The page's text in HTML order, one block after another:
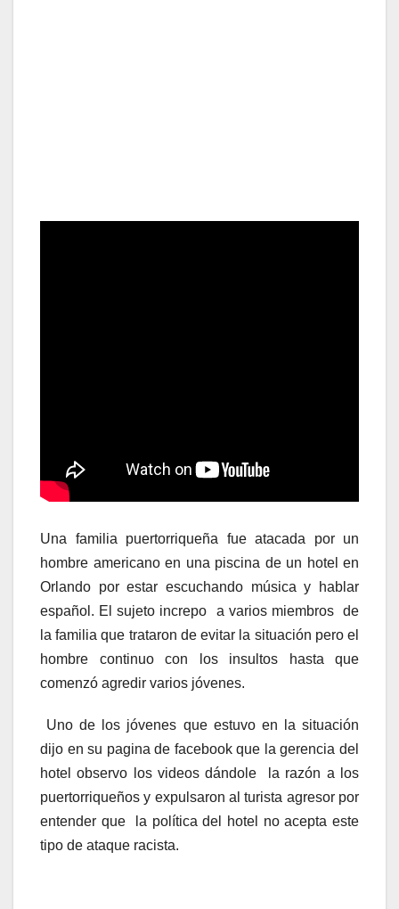
Una familia puertorriqueña fue atacada por un
hombre americano en una piscina de un hotel en
Orlando por estar escuchando música y hablar
español. El sujeto increpo a varios miembros de
la familia que trataron de evitar la situación pero el
hombre continuo con los insultos hasta que
comenzó agredir varios jóvenes.
Uno de los jóvenes que estuvo en la situación
dijo en su pagina de facebook que la gerencia del
hotel observo los videos dándole la razón a los
puertorriqueños y expulsaron al turista agresor por
entender que la política del hotel no acepta este
tipo de ataque racista.